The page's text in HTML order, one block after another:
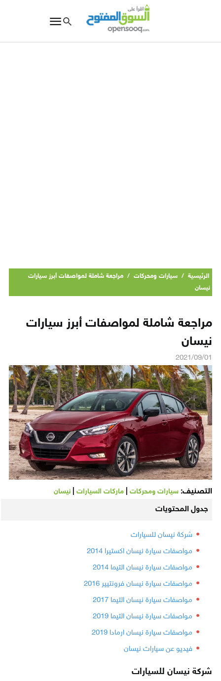
الرئيسية / سيارات ومحركات / مراجعة شاملة لمواصفات أبرز سيارات
نيسان
مراجعة شاملة لمواصفات أبرز سيارات
نيسان
2021/09/01
التصنيف: سيارات ومحركات| ماركات السيارات| نيسان
جدول المحتويات
شركة نيسان للسيارات
مواصفات سيارة نيسان اكستيرا 2014
مواصفات سيارة نيسان التيما 2014
مواصفات سيارة نيسان فرونتيير 2016
مواصفات سيارة نيسان التيما 2017
مواصفات سيارة نيسان التيما 2019
مواصفات سيارة نيسان ارمادا 2019
فيديو عن سيارات نيسان
شركة نيسان للسيارات